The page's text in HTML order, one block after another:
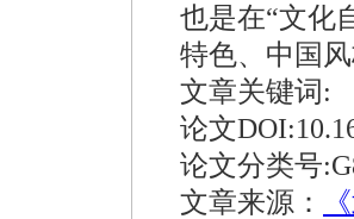
也是在“文化
特色、中国
文章关键词:
论文
论文分类号
文章来源：